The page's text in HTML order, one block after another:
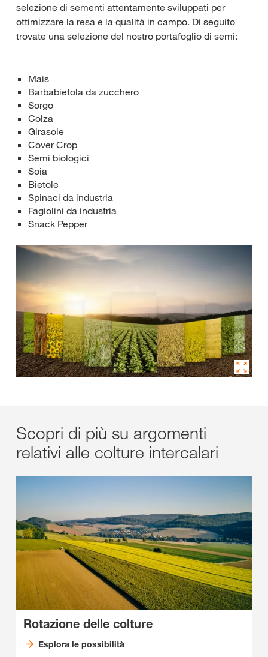
selezione di sementi attentamente sviluppati per
ottimizzare la resa e la qualità in campo. Di seguito
trovate una selezione del nostro portafoglio di semi:
Mais
Barbabietola da zucchero
Sorgo
Colza
Girasole
Cover Crop
Semi biologici
Soia
Bietole
Spinaci da industria
Fagiolini da industria
Snack Pepper
Scopri di più su argomenti
relativi alle colture intercalari
Rotazione delle colture
Esplora le possibilità